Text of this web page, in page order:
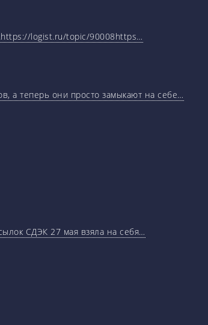
logist.ru/topic/90008https…
а теперь они просто замыкают на себе…
СДЭК 27 мая взяла на себя…